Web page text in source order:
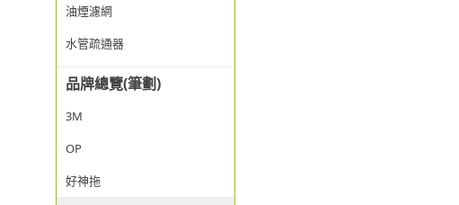
油煙濾網
水管疏通器
品牌總覽(筆劃)
3M
OP
好神拖